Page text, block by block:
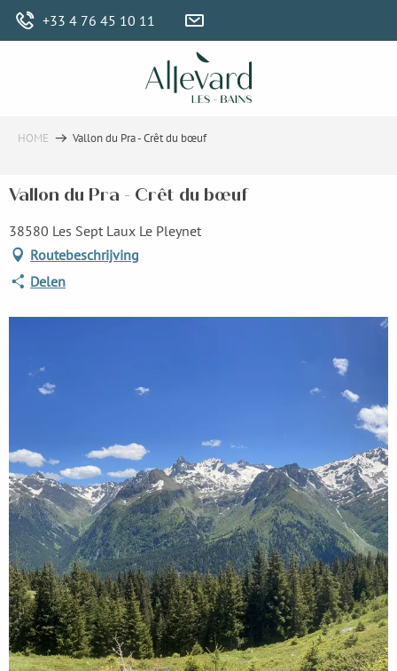
Aller
+33 4 76 45 10 11
HOME Vallon du Pra - Crêt du bœuf
Vallon du Pra - Crêt du bœuf
38580 Les Sept Laux Le Pleynet
Routebeschrijving
Delen